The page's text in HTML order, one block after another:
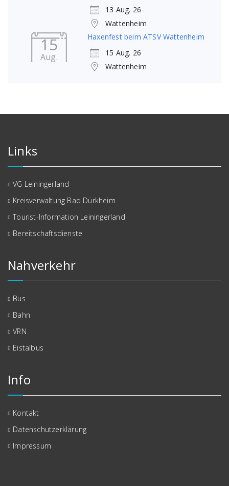
13 Aug. 26
Wattenheim
15
Aug.
Haxenfest beim ATSV Wattenheim
15 Aug. 26
Wattenheim
Links
VG Leiningerland
Kreisverwaltung Bad Dürkheim
Tourist-Information Leiningerland
Bereitschaftsdienste
Nahverkehr
Bus
Bahn
VRN
Eistalbus
Info
Kontakt
Datenschutzerklärung
Impressum